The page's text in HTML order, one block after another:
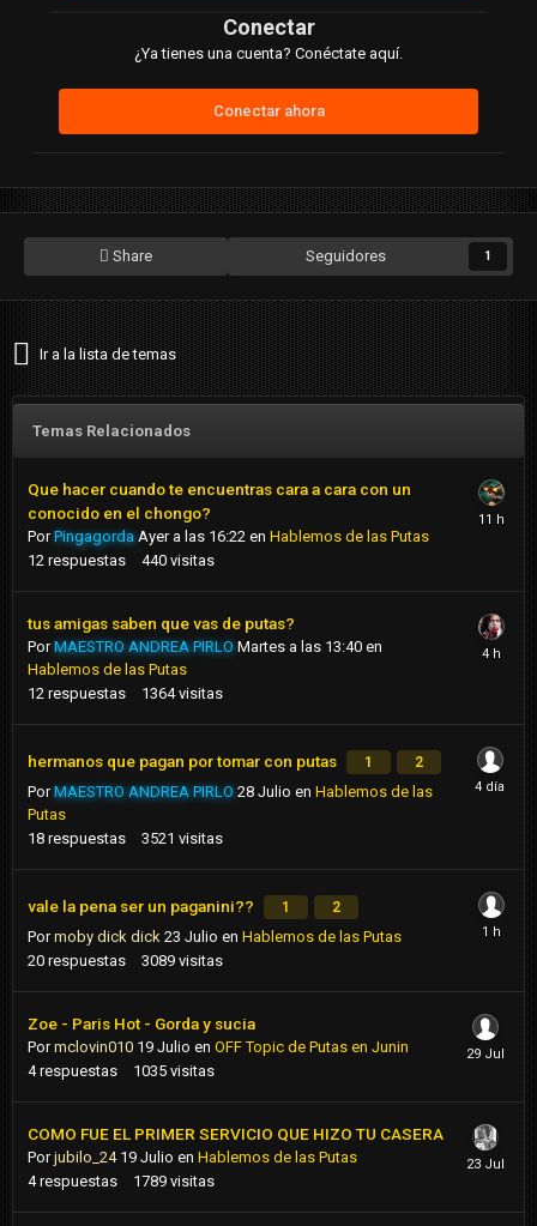
Conectar
¿Ya tienes una cuenta? Conéctate aquí.
Conectar ahora
Share Seguidores 1
Ir a la lista de temas
Temas Relacionados
Que hacer cuando te encuentras cara a cara con un
conocido en el chongo?
PorPingagorda Ayer a las 16:22 en Hablemos de las Putas
12 respuestas 440 visitas
tus amigas saben que vas de putas?
PorMAESTRO ANDREA PIRLO Martes a las 13:40 en
Hablemos de las Putas
12 respuestas 1364 visitas
hermanos que pagan por tomar con putas 1 2
PorMAESTRO ANDREA PIRLO 28 Julio en Hablemos de las
Putas
18 respuestas 3521 visitas
vale la pena ser un paganini?? 1 2
Pormoby dick dick 23 Julio en Hablemos de las Putas
20 respuestas 3089 visitas
Zoe - Paris Hot - Gorda y sucia
Pormclovin010 19 Julio en OFF Topic de Putas en Junin
4 respuestas 1035 visitas
COMO FUE EL PRIMER SERVICIO QUE HIZO TU CASERA
Porjubilo_24 19 Julio en Hablemos de las Putas
4 respuestas 1789 visitas